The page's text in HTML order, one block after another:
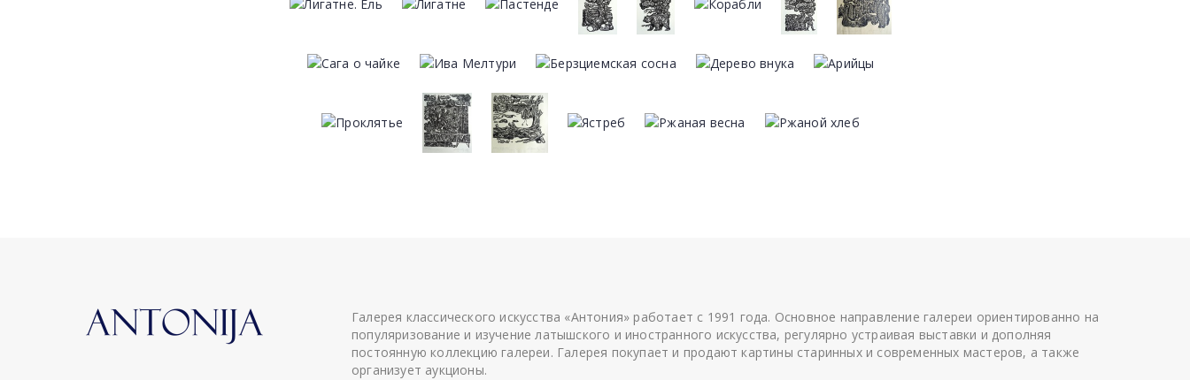
Галерея классического искусства «Антония» работает с 1991 года. Основное направление галереи ориентированно на
популяризование и изучение латышского и иностранного искусства, регулярно устраивая выставки и дополняя
постоянную коллекцию галереи. Галерея покупает и продают картины старинных и современных мастеров, а также
организует аукционы.